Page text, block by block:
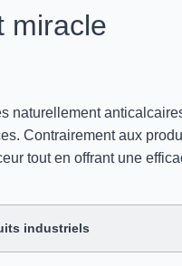
miracle
naturellement
Contrairement aux
tout en offrant une
industriels